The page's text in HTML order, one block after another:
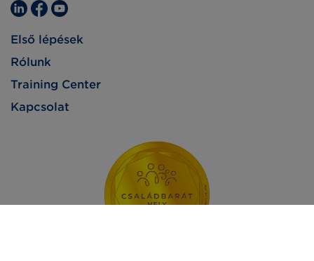
Első lépések
Rólunk
Training Center
Kapcsolat